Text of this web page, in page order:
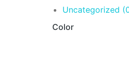
Uncategorized
Color